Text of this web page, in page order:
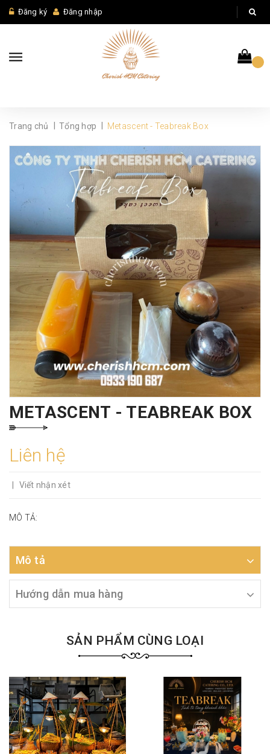
Đăng ký Đăng nhập
Trang chủ Tổng hợp Metascent - Teabreak Box
METASCENT - TEABREAK BOX
Liên hệ
Viết nhận xét
MÔ TẢ:
Mô tả
Hướng dẫn mua hàng
SẢN PHẨM CÙNG LOẠI